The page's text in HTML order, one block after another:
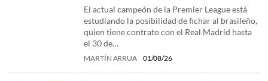
El actual campeón de la Premier League está
estudiando la posibilidad de fichar al brasileño,
quien tiene contrato con el Real Madrid hasta
el 30 de…
MARTÍN ARRUA 01/08/26